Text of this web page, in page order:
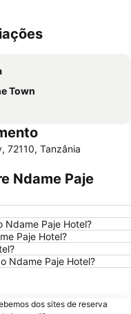
Town
72110, Tanzânia
Ndame Paje
Ndame Paje Hotel?
Paje Hotel?
Ndame Paje Hotel?
dos sites de reserva